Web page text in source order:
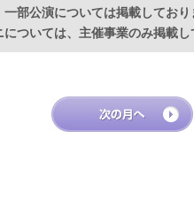
部公演については掲載しており
ついては、主催事業のみ掲載し